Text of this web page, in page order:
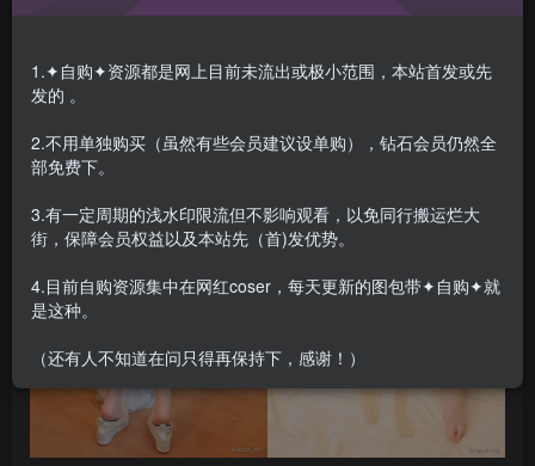
合集目录在预览图下面
1.✦自购✦资源都是网上目前未流出或极小范围，本站首发或先
发的 。
2.不用单独购买（虽然有些会员建议设单购），钻石会员仍然全
部免费下。
3.有一定周期的浅水印限流但不影响观看，以免同行搬运烂大
街，保障会员权益以及本站先（首)发优势。
4.目前自购资源集中在网红coser，每天更新的图包带✦自购✦就
是这种。
（还有人不知道在问只得再保持下，感谢！）